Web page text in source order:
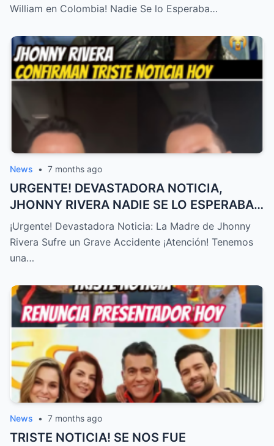
William en Colombia! Nadie Se lo Esperaba…
News • 7 months ago
URGENTE! DEVASTADORA NOTICIA,
JHONNY RIVERA NADIE SE LO ESPERABA,
ACABA de SUCEDER! – HTT
¡Urgente! Devastadora Noticia: La Madre de Jhonny
Rivera Sufre un Grave Accidente ¡Atención! Tenemos
una…
News • 7 months ago
TRISTE NOTICIA! SE NOS FUE